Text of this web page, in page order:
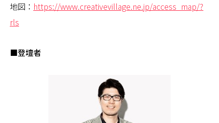
地図： https://www.creativevillage.ne.jp/access_map/?
rls
■登壇者